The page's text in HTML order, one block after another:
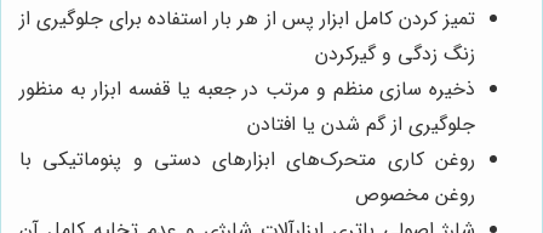
تمیز کردن کامل ابزار پس از هر بار استفاده برای جلوگیری از
زنگ زدگی و گیرکردن
ذخیره سازی منظم و مرتب در جعبه یا قفسه ابزار به منظور
جلوگیری از گم شدن یا افتادن
روغن کاری متحرک‌های ابزارهای دستی و پنوماتیکی با
روغن مخصوص